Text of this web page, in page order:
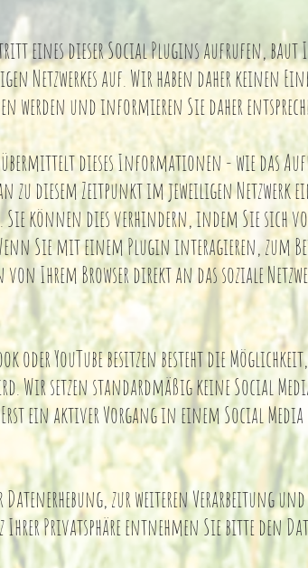
eines dieser Social Plugins aufrufen, baut
Netzwerkes auf. Wir haben daher keinen
werden und informieren Sie daher
dieses Informationen - wie das
zu diesem Zeitpunkt im jeweiligen Netzwerk
können dies verhindern, indem Sie sich vor
Wenn Sie mit einem Plugin interagieren, zum
Ihrem Browser direkt an das soziale
oder YouTube besitzen besteht die
Wir setzen standardmäßig keine Social
ein aktiver Vorgang in einem Social
zur weiteren Verarbeitung
Ihrer Privatsphäre entnehmen Sie bitte den